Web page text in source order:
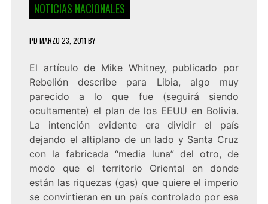
NOTICIAS NACIONALES
PD MARZO 23, 2011 BY
El artículo de Mike Whitney, publicado por
Rebelión describe para Libia, algo muy
parecido a lo que fue (seguirá siendo
ocultamente) el plan de los EEUU en Bolivia.
La intención evidente era dividir el país
dejando el altiplano de un lado y Santa Cruz
con la fabricada “media luna” del otro, de
modo que el territorio Oriental en donde
están las riquezas (gas) que quiere el imperio
se convirtieran en un país controlado por esa